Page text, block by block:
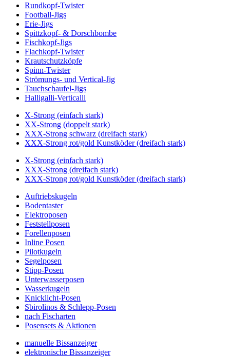
Rundkopf-Twister
Football-Jigs
Erie-Jigs
Spittzkopf- & Dorschbombe
Fischkopf-Jigs
Flachkopf-Twister
Krautschutzköpfe
Spinn-Twister
Strömungs- und Vertical-Jig
Tauchschaufel-Jigs
Halligalli-Verticalli
X-Strong (einfach stark)
XX-Strong (doppelt stark)
XXX-Strong schwarz (dreifach stark)
XXX-Strong rot/gold Kunstköder (dreifach stark)
X-Strong (einfach stark)
XXX-Strong (dreifach stark)
XXX-Strong rot/gold Kunstköder (dreifach stark)
Auftriebskugeln
Bodentaster
Elektroposen
Feststellposen
Forellenposen
Inline Posen
Pilotkugeln
Segelposen
Stipp-Posen
Unterwasserposen
Wasserkugeln
Knicklicht-Posen
Sbirolinos & Schlepp-Posen
nach Fischarten
Posensets & Aktionen
manuelle Bissanzeiger
elektronische Bissanzeiger